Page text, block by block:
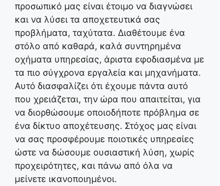
προσωπικό μας είναι έτοιμο να διαγνώσει
και να λύσει τα αποχετευτικά σας
προβλήματα, ταχύτατα. Διαθέτουμε ένα
στόλο από καθαρά, καλά συντηρημένα
οχήματα υπηρεσίας, άριστα εφοδιασμένα με
τα πιο σύγχρονα εργαλεία και μηχανήματα.
Αυτό διασφαλίζει ότι έχουμε πάντα αυτό
που χρειάζεται, την ώρα που απαιτείται, για
να διορθώσουμε οποιοδήποτε πρόβλημα σε
ένα δίκτυο αποχέτευσης. Στόχος μας είναι
να σας προσφέρουμε ποιοτικές υπηρεσίες
ώστε να δώσουμε ουσιαστική λύση, χωρίς
προχειρότητες, και πάνω από όλα να
μείνετε ικανοποιημένοι.